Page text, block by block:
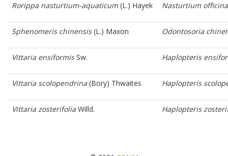
Rorippa nasturtium-aquaticum(L.) Hayek Nasturtium
Sphenomeris chinensis(L.) Maxon Odontosoria
Vittaria ensiformisSw. Haplopteris
Vittaria scolopendrina (Bory) Thwaites Haplopteris
Vittaria zosterifolia Willd. Haplopteris